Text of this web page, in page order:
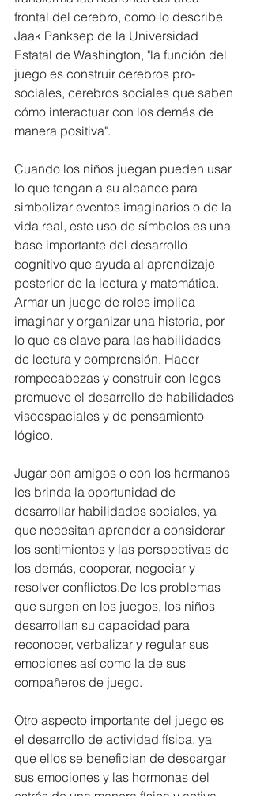
frontal del cerebro, como lo describe
Jaak Panksep de la Universidad
Estatal de Washington, "la función del
juego es construir cerebros pro-
sociales, cerebros sociales que saben
cómo interactuar con los demás de
manera positiva".
Cuando los niños juegan pueden usar
lo que tengan a su alcance para
simbolizar eventos imaginarios o de la
vida real, este uso de símbolos es una
base importante del desarrollo
cognitivo que ayuda al aprendizaje
posterior de la lectura y matemática.
Armar un juego de roles implica
imaginar y organizar una historia, por
lo que es clave para las habilidades
de lectura y comprensión. Hacer
rompecabezas y construir con legos
promueve el desarrollo de habilidades
visoespaciales y de pensamiento
lógico.
Jugar con amigos o con los hermanos
les brinda la oportunidad de
desarrollar habilidades sociales, ya
que necesitan aprender a considerar
los sentimientos y las perspectivas de
los demás, cooperar, negociar y
resolver conflictos.De los problemas
que surgen en los juegos, los niños
desarrollan su capacidad para
reconocer, verbalizar y regular sus
emociones así como la de sus
compañeros de juego.
Otro aspecto importante del juego es
el desarrollo de actividad física, ya
que ellos se benefician de descargar
sus emociones y las hormonas del